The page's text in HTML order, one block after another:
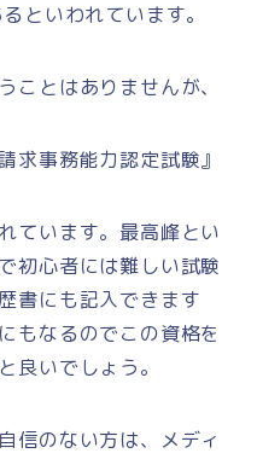
といわれています。
ことはありませんが、
求事務能力認定試験』
ています。最高峰とい
初心者には難しい試験
書にも記入できます
もなるのでこの資格を
良いでしょう。
信のない方は、メディ